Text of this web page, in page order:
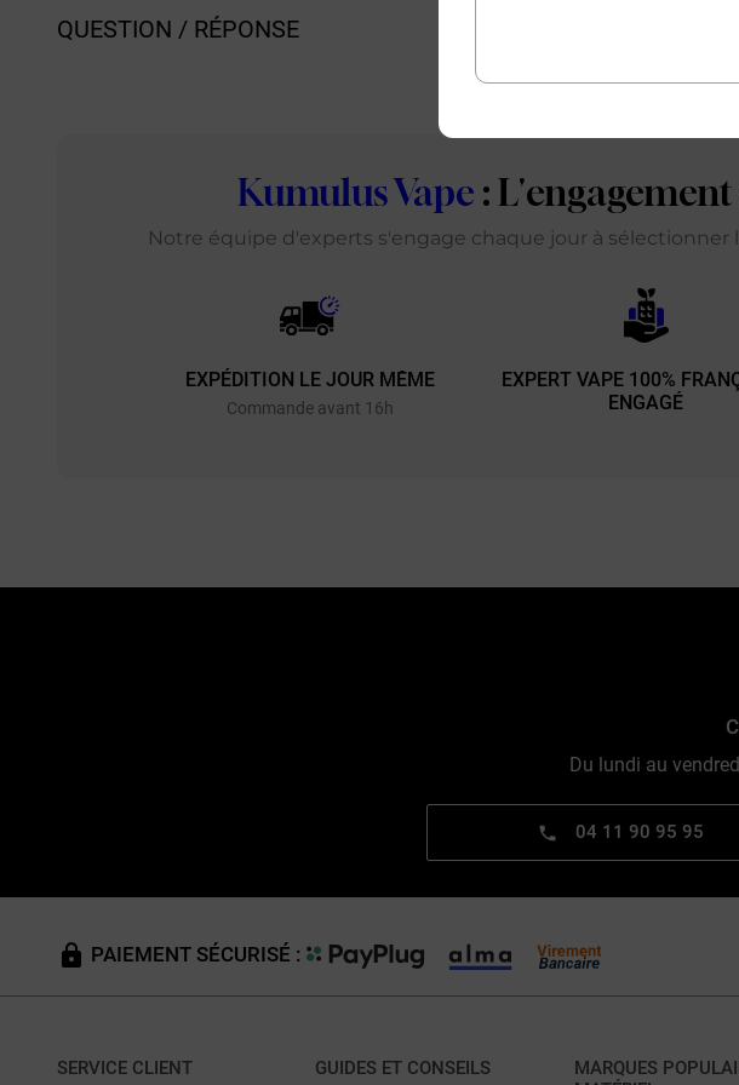
QUESTION / RÉPONSE
Kumulus Vape :
Notre équipe d'experts s'engage chaque jour à
EXPÉDITION LE JOUR MÊME
Commande avant 16h
EXPERT VAPE 100%
ENGAGÉ
Du lundi au
04 11 90 95 95
PAIEMENT SÉCURISÉ :
SERVICE CLIENT GUIDES ET CONSEILS
MARQUES